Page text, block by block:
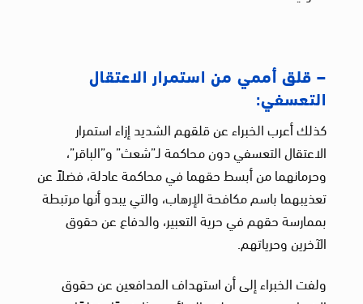
– قلق أممي من استمرار الاعتقال
التعسفي:
كذلك أعرب الخبراء عن قلقهم الشديد إزاء استمرار
الاعتقال التعسفي دون محاكمة لـ”شعث” و”الباقر”،
وحرمانهما من أبسط حقهما في محاكمة عادلة، فضلاً عن
تعذيبهما باسم مكافحة الإرهاب، والتي يبدو أنها مرتبطة
بممارسة حقهم في حرية التعبير، والدفاع عن حقوق
الآخرين وحرياتهم.
ولفت الخبراء إلى أن استهداف المدافعين عن حقوق